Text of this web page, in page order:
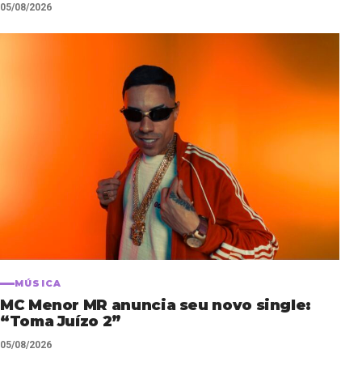
05/08/2026
MÚSICA
MC Menor MR anuncia seu novo single:
“Toma Juízo 2”
05/08/2026